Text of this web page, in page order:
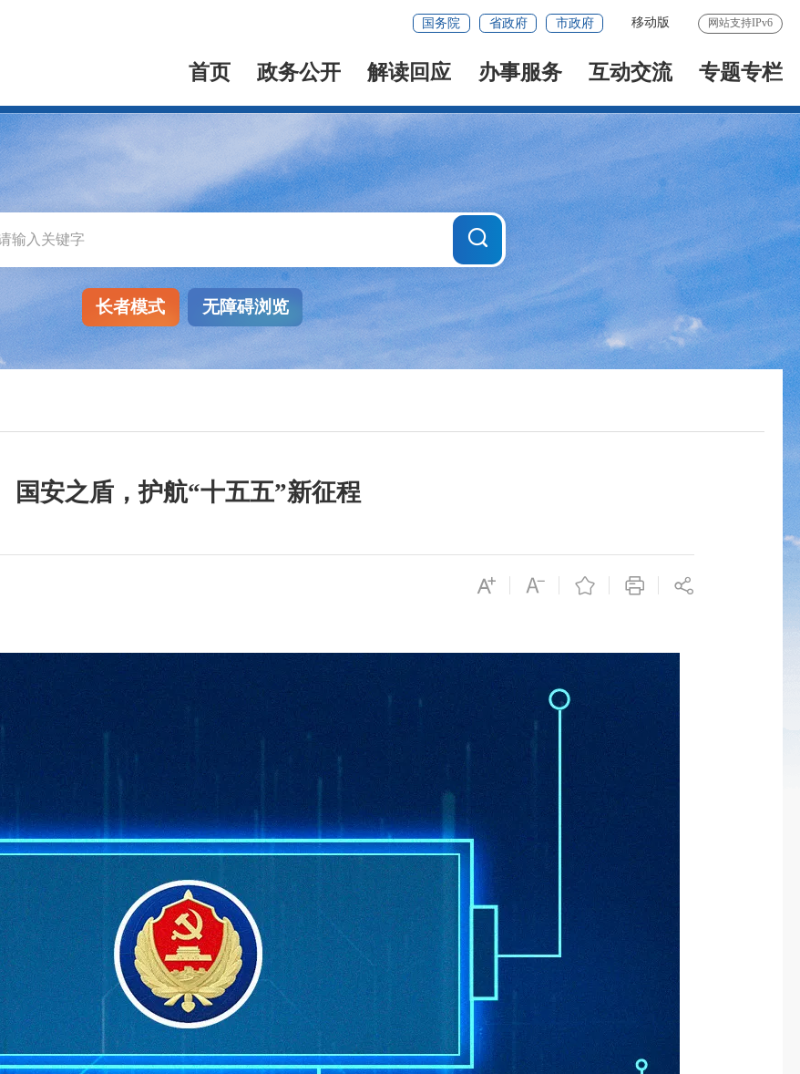
国务院 省政府 市政府 移动版 网站支持IPv6
首页 政务公开 解读回应 办事服务 互动交流 专题专栏
长者模式 无障碍浏览
国安之盾，护航“十五五”新征程